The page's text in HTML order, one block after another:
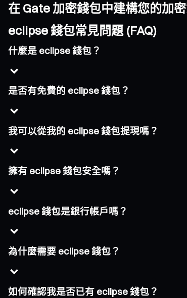
在 Gate 加密錢包中建構您的加
eclipse 錢包常見問題 (FAQ)
什麼是 eclipse 錢包？
是否有免費的 eclipse 錢包？
我可以從我的 eclipse 錢包提現嗎？
擁有 eclipse 錢包安全嗎？
eclipse 錢包是銀行帳戶嗎？
為什麼需要 eclipse 錢包？
如何確認我是否已有 eclipse 錢包？